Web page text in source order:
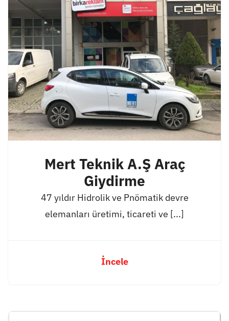
Mert Teknik A.Ş Araç
Giydirme
47 yıldır Hidrolik ve Pnömatik devre
elemanları üretimi, ticareti ve [...]
İncele